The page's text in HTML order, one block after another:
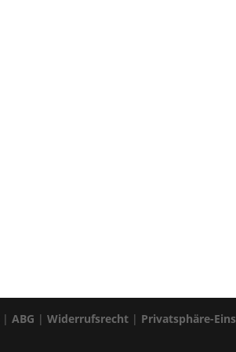
|ABG |Widerrufsrecht | Privatsphäre-